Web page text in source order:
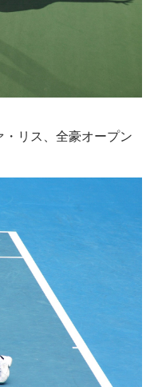
リス、全豪オープン